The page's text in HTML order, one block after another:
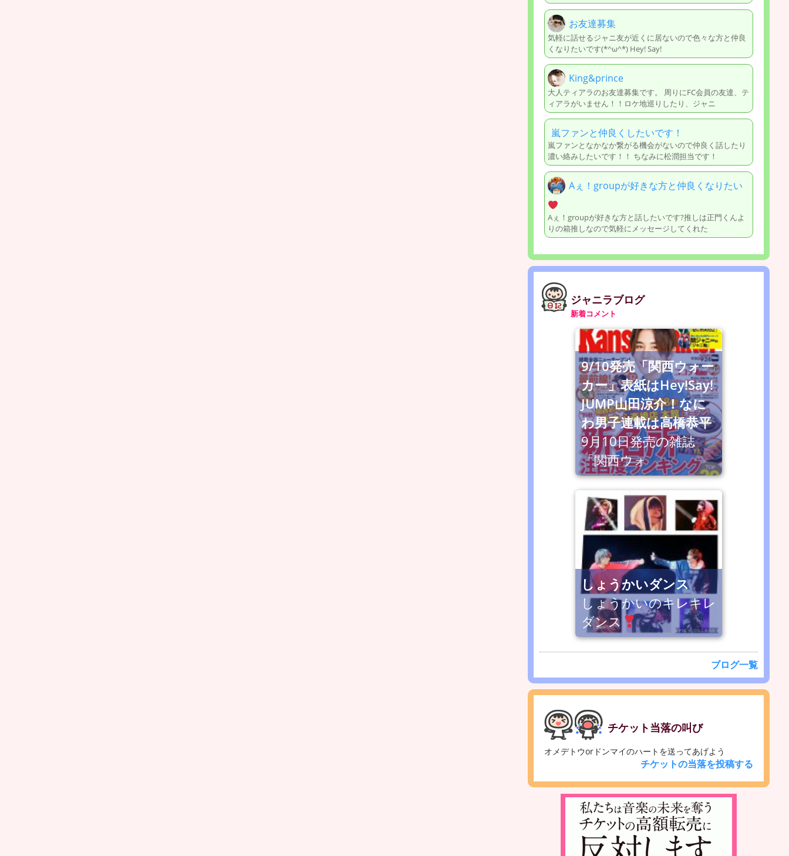
お友達募集
気軽に話せるジャニ友が近くに居ないので色々な方と仲良
くなりたいです(*^ω^*) Hey! Say!
King&prince
大人ティアラのお友達募集です。 周りにFC会員の友達、テ
ィアラがいません！！ロケ地巡りしたり、ジャニ
嵐ファンと仲良くしたいです！
嵐ファンとなかなか繋がる機会がないので仲良く話したり
濃い絡みしたいです！！ ちなみに松潤担当です！
Aぇ！groupが好きな方と仲良くなりたい
Aぇ！groupが好きな方と話したいです?推しは正門くんよ
りの箱推しなので気軽にメッセージしてくれた
ジャニラブログ
新着コメント
9/10発売「関西ウォー
カー」表紙はHey!Say!
JUMP山田涼介！なに
わ男子連載は高橋恭平
9月10日発売の雑誌
「関西ウォ
しょうかいダンス
しょうかいのキレキレ
ダンス
ブログ一覧
チケット当落の叫び
オメデトウorドンマイのハートを送ってあげよう
チケットの当落を投稿する